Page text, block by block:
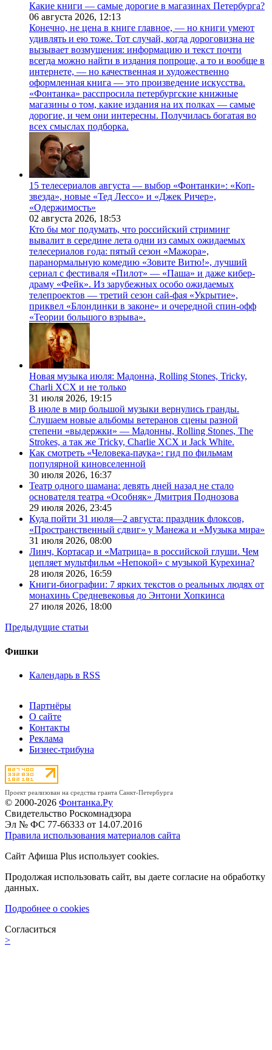
Какие книги — самые дорогие в магазинах Петербурга?
06 августа 2026, 12:13
Конечно, не цена в книге главное, — но книги умеют
удивлять и ею тоже. Тот случай, когда дороговизна не
вызывает возмущения: информацию и текст почти
всегда можно найти в издания попроще, а то и вообще в
интернете, — но качественная и художественно
оформленная книга — это произведение искусства.
«Фонтанка» расспросила петербургские книжные
магазины о том, какие издания на их полках — самые
дорогие, и чем они интересны. Получилась богатая во
всех смыслах подборка.
15 телесериалов августа — выбор «Фонтанки»: «Коп-
звезда», новые «Тед Лессо» и «Джек Ричер»,
«Одержимость»
02 августа 2026, 18:53
Кто бы мог подумать, что российский стриминг
вывалит в середине лета одни из самых ожидаемых
телесериалов года: пятый сезон «Мажора»,
паранормальную комедию «Зовите Витю!», лучший
сериал с фестиваля «Пилот» — «Паша» и даже кибер-
драму «Фейк». Из зарубежных особо ожидаемых
телепроектов — третий сезон сай-фая «Укрытие»,
приквел «Блондинки в законе» и очередной спин-офф
«Теории большого взрыва».
Новая музыка июля: Мадонна, Rolling Stones, Tricky,
Charli XCX и не только
31 июля 2026, 19:15
В июле в мир большой музыки вернулись гранды.
Слушаем новые альбомы ветеранов сцены разной
степени «выдержки» — Мадонны, Rolling Stones, The
Strokes, а так же Tricky, Charlie XCX и Jack White.
Как смотреть «Человека-паука»: гид по фильмам
популярной киновселенной
30 июля 2026, 16:37
Театр одного шамана: девять дней назад не стало
основателя театра «Особняк» Дмитрия Поднозова
29 июля 2026, 23:45
Куда пойти 31 июля—2 августа: праздник флоксов,
«Пространственный сдвиг» у Манежа и «Музыка мира»
31 июля 2026, 08:00
Линч, Кортасар и «Матрица» в российской глуши. Чем
цепляет мультфильм «Непокой» с музыкой Курехина?
28 июля 2026, 16:59
Книги-биографии: 7 ярких текстов о реальных людях от
монахинь Средневековья до Энтони Хопкинса
27 июля 2026, 18:00
Предыдущие статьи
Фишки
Календарь в RSS
Партнёры
О сайте
Контакты
Реклама
Бизнес-трибуна
Проект реализован на средства гранта Санкт-Петербурга
© 2000-2026 Фонтанка.Ру
Свидетельство Роскомнадзора
Эл № ФС 77-66333 от 14.07.2016
Правила использования материалов сайта
Сайт Афиша Plus использует cookies.
Продолжая использовать сайт, вы даете согласие на обработку
данных.
Подробнее о cookies
Согласиться
>